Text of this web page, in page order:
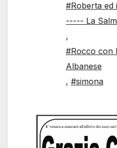
#Roberta
----- La
,
#Rocco con
Albanese
, #simona